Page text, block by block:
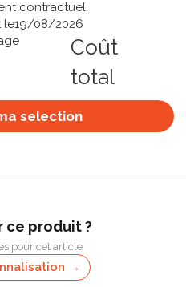
contractuel.
le19/08/2026
Coût
total
selection
ce produit ?
pour cet article
→